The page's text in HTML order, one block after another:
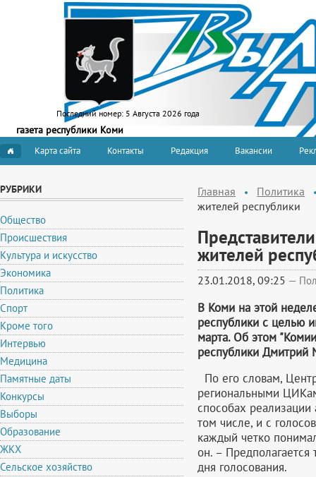
Последний номер: 5 Августа 2026 года
газета республики Коми
Карта сайта Контакты Редакция Вакансии
РУБРИКИ
Общество
Происшествия
Культура и искусство
Экономика
Политика
Спорт
Кроме того
Интервью
Медицина
Памятные даты
Конкурсы
Выборы
Образование
ЖКХ
Сельское хозяйство
Главная
Политика
жителей республики
жителей
23.01.2018, 09:25 —
В Коми на этой
республики с целью
марта. Об этом
республики
По его словам,
региональными
способах реализации
том числе, и с
каждый четко
он. –
дня голосования.